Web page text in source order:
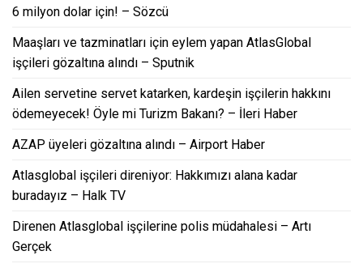
6 milyon dolar için! – Sözcü
Maaşları ve tazminatları için eylem yapan AtlasGlobal
işçileri gözaltına alındı – Sputnik
Ailen servetine servet katarken, kardeşin işçilerin hakkını
ödemeyecek! Öyle mi Turizm Bakanı? – İleri Haber
AZAP üyeleri gözaltına alındı – Airport Haber
Atlasglobal işçileri direniyor: Hakkımızı alana kadar
buradayız – Halk TV
Direnen Atlasglobal işçilerine polis müdahalesi – Artı
Gerçek